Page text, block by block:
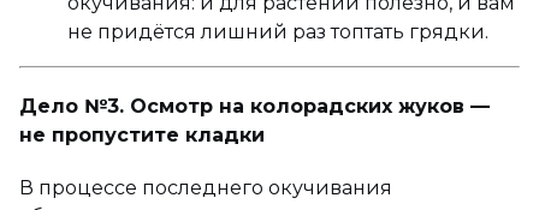
не придётся лишний раз топтать грядки.
Дело №3. Осмотр на колорадских жуков —
не пропустите кладки
В процессе последнего окучивания